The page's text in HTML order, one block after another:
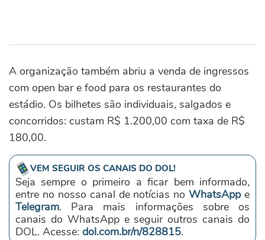
A organização também abriu a venda de ingressos
com open bar e food para os restaurantes do
estádio. Os bilhetes são individuais, salgados e
concorridos: custam R$ 1.200,00 com taxa de R$
180,00.
VEM SEGUIR OS CANAIS DO DOL!
Seja sempre o primeiro a ficar bem informado,
entre no nosso canal de notícias noWhatsAppe
Telegram. Para mais informações sobre os
canais do WhatsApp e seguir outros canais do
DOL. Acesse: dol.com.br/n/828815.